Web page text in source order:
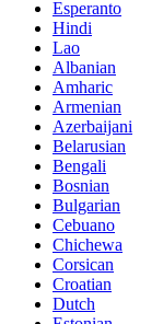
Esperanto
Hindi
Lao
Albanian
Amharic
Armenian
Azerbaijani
Belarusian
Bengali
Bosnian
Bulgarian
Cebuano
Chichewa
Corsican
Croatian
Dutch